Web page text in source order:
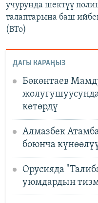
учурунда шектүү
талаптарына баш
(BTo)
ДАГЫ КАРАҢЫЗ
Бөкөнтаев
көтөрдү
Алмазбек
боюнча
Орусияда
уюмдардын